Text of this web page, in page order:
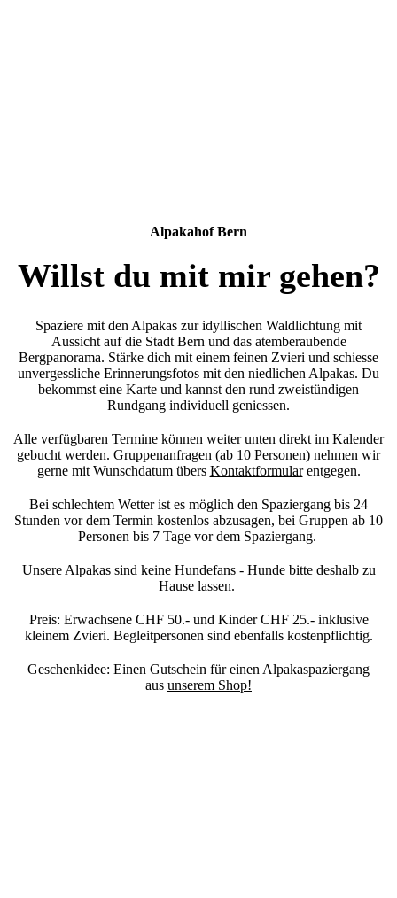
Alpakahof Bern
Willst du mit mir gehen?
Spaziere mit den Alpakas zur idyllischen Waldlichtung mit
Aussicht auf die Stadt Bern und das atemberaubende
Bergpanorama. Stärke dich mit einem feinen Zvieri und schiesse
unvergessliche Erinnerungsfotos mit den niedlichen Alpakas. Du
bekommst eine Karte und kannst den rund zweistündigen
Rundgang individuell geniessen.
Alle verfügbaren Termine können weiter unten direkt im Kalender
gebucht werden. Gruppenanfragen (ab 10 Personen) nehmen wir
gerne mit Wunschdatum übers Kontaktformularentgegen.
Bei schlechtem Wetter ist es möglich den Spaziergang bis 24
Stunden vor dem Termin kostenlos abzusagen, bei Gruppen ab 10
Personen bis 7 Tage vor dem Spaziergang.
Unsere Alpakas sind keine Hundefans - Hunde bitte deshalb zu
Hause lassen.
Preis: Erwachsene CHF 50.- und Kinder CHF 25.- inklusive
kleinem Zvieri. Begleitpersonen sind ebenfalls kostenpflichtig.
Geschenkidee: Einen Gutschein für einen Alpakaspaziergang
aus unserem Shop!